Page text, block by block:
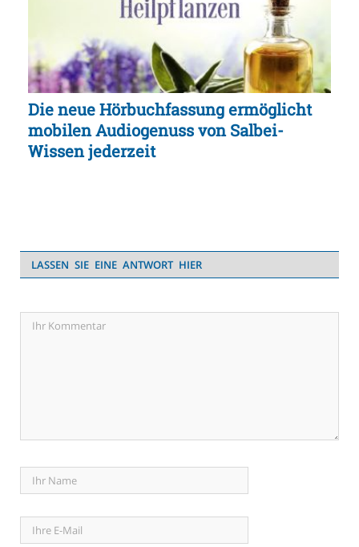
Die neue Hörbuchfassung ermöglicht
mobilen Audiogenuss von Salbei-
Wissen jederzeit
LASSEN SIE EINE ANTWORT HIER